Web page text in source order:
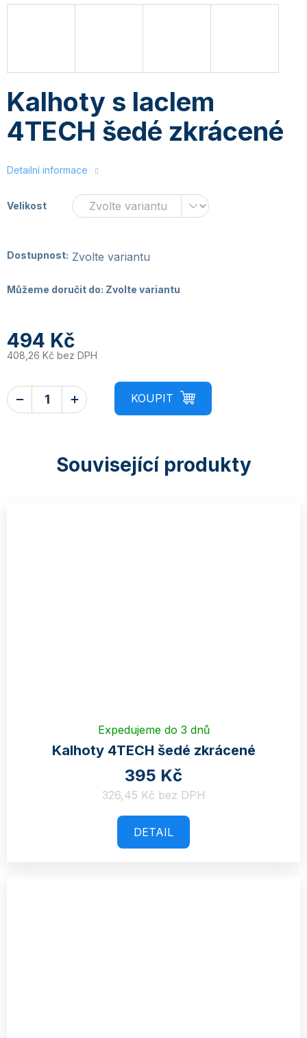
Kalhoty s laclem
4TECH šedé zkrácené
Detailní informace
Velikost
Dostupnost: Zvolte variantu
Můžeme doručit do: Zvolte variantu
494 Kč
408,26 Kč bez DPH
Související produkty
Expedujeme do 3 dnů
Kalhoty 4TECH šedé zkrácené
395 Kč
326,45 Kč bez DPH
DETAIL